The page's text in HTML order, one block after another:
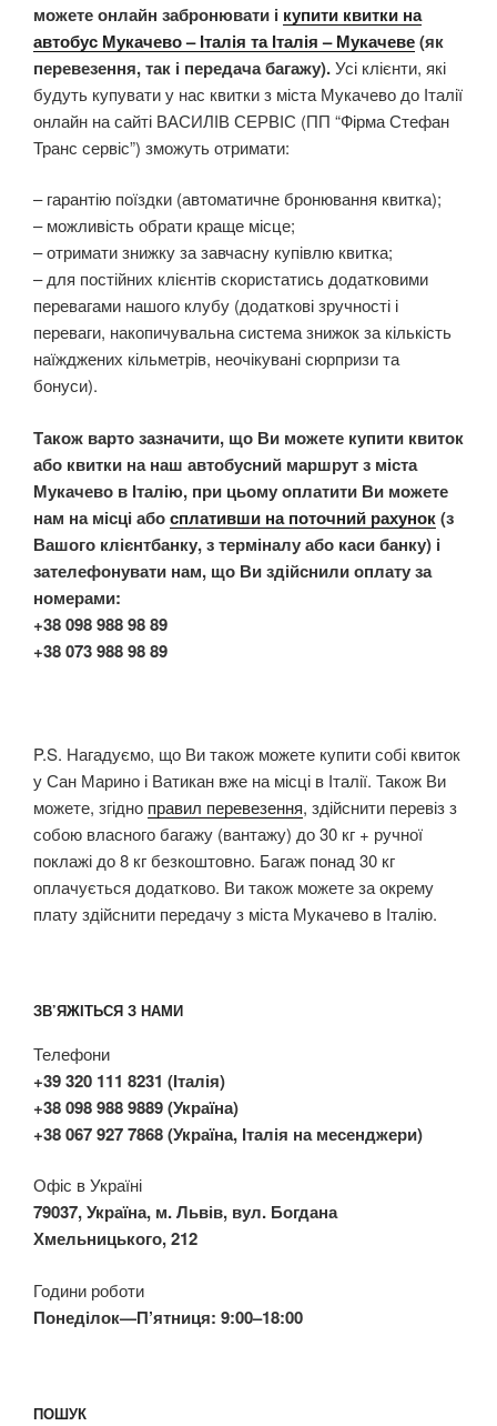
можете онлайн забронювати і купити квитки на
автобус Мукачево – Італія та Італія – Мукачеве(як
перевезення, так і передача багажу).Усі клієнти, які
будуть купувати у нас квитки з міста Мукачево до Італії
онлайн на сайті ВАСИЛІВ СЕРВІС (ПП “Фірма Стефан
Транс сервіс”) зможуть отримати:
– гарантію поїздки (автоматичне бронювання квитка);
– можливість обрати краще місце;
– отримати знижку за завчасну купівлю квитка;
– для постійних клієнтів скористатись додатковими
перевагами нашого клубу (додаткові зручності і
переваги, накопичувальна система знижок за кількість
наїжджених кільметрів, неочікувані сюрпризи та
бонуси).
Також варто зазначити, що Ви можете купити квиток
або квитки на наш автобусний маршрут з міста
Мукачево в Італію, при цьому оплатити Ви можете
нам на місці абосплативши на поточний рахунок(з
Вашого клієнтбанку, з терміналу або каси банку) і
зателефонувати нам, що Ви здійснили оплату за
номерами:
+38 098 988 98 89
+38 073 988 98 89
P.S. Нагадуємо, що Ви також можете купити собі квиток
у Сан Марино і Ватикан вже на місці в Італії. Також Ви
можете, згідно правил перевезення, здійснити перевіз з
собою власного багажу (вантажу) до 30 кг + ручної
поклажі до 8 кг безкоштовно. Багаж понад 30 кг
оплачується додатково. Ви також можете за окрему
плату здійснити передачу з міста Мукачево в Італію.
ЗВ’ЯЖІТЬСЯ З НАМИ
Телефони
+39 320 111 8231 (Італія)
+38 098 988 9889 (Україна)
+38 067 927 7868 (Україна, Італія на месенджери)
Офіс в Україні
79037, Україна, м. Львів, вул. Богдана
Хмельницького, 212
Години роботи
Понеділок—П’ятниця: 9:00–18:00
ПОШУК